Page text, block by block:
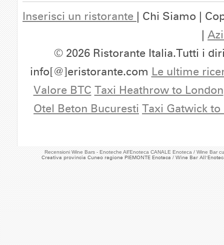
Recensioni Wine Bars - Enoteche All'Enoteca CANALE Enoteca / Wine Bar
Creativa provincia Cuneo regione PIEMONTE Enoteca / Wine Bar
Inserisci un ristorante | Chi Siamo |
|
© 2026 Ristorante Italia.Tutti i
info[@]eristorante.com Le ultime
Valore BTC Taxi Heathrow to London
Otel Beton Bucuresti Taxi Gatwick to